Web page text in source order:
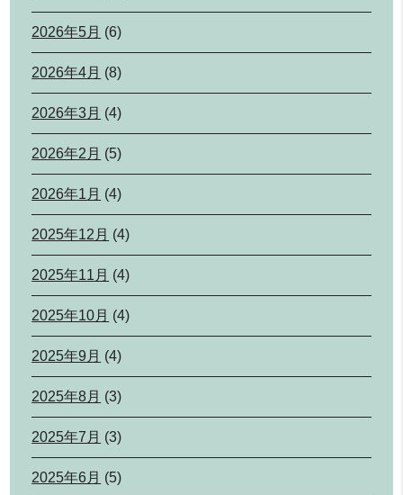
2026年5月 (6)
2026年4月 (8)
2026年3月 (4)
2026年2月 (5)
2026年1月 (4)
2025年12月 (4)
2025年11月 (4)
2025年10月 (4)
2025年9月 (4)
2025年8月 (3)
2025年7月 (3)
2025年6月 (5)